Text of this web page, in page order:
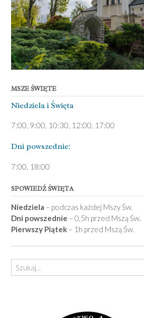
MSZE ŚWIĘTE
Niedziela ­i Święta
7:00, 9:00, 10:30, 12:00, 17:00
Dni pows­zednie:
7­:00, 18:00­
SPOWIEDŹ ŚWIĘTA
Niedziela – podczas każdej Mszy Św.
Dni powszednie – 0,5h przed Mszą Św.
Pierwszy Piątek – 1h przed Mszą Św.